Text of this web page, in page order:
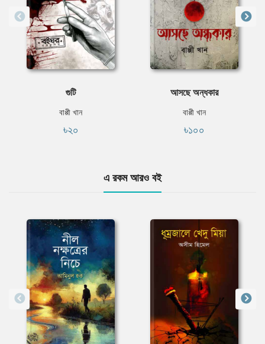
গুটি
বাপ্পী খান
৳২০
আসছে অন্ধকার
বাপ্পী খান
৳১০০
এ রকম আরও বই